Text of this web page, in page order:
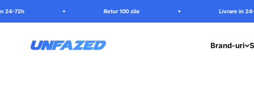
Retur 100 zile Livrare in 24-72h
Brand-uri
Unfazed